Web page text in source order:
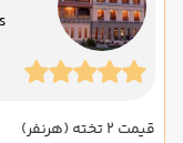
قیمت 2 تخته (هرنفر)